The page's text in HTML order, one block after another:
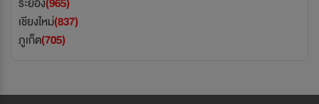
เชียงใหม่(837)
ภูเก็ต(705)